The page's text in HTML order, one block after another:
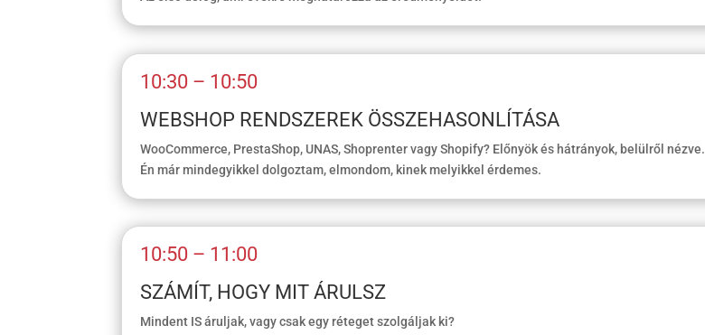
10:30 – 10:50
WEBSHOP RENDSZEREK ÖSSZEHASONLÍTÁSA
WooCommerce, PrestaShop, UNAS, Shoprenter vagy Shopify? Előnyök és hátrányok, belülről nézve.
Én már mindegyikkel dolgoztam, elmondom, kinek melyikkel érdemes.
10:50 – 11:00
SZÁMÍT, HOGY MIT ÁRULSZ
Mindent IS áruljak, vagy csak egy réteget szolgáljak ki?